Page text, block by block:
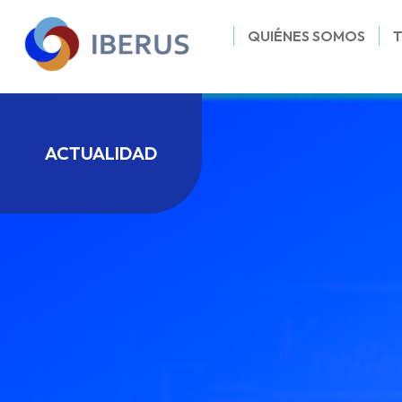
QUIÉNES SOMOS
ACTUALIDAD